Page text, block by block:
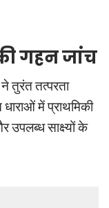
गहन जांच
तुरंत तत्परता
में प्राथमिकी
उपलब्ध साक्ष्यों के